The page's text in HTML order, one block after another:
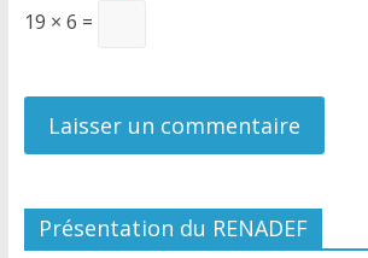
19 × 6 =
Présentation du RENADEF